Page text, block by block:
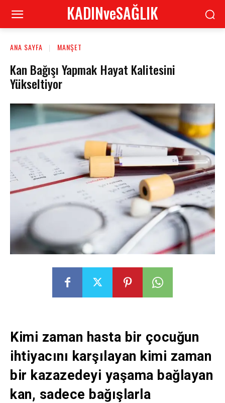
KADINveSAĞLIK
ANA SAYFA MANŞET
Kan Bağışı Yapmak Hayat Kalitesini
Yükseltiyor
Kimi zaman hasta bir çocuğun
ihtiyacını karşılayan kimi zaman
bir kazazedeyi yaşama bağlayan
kan, sadece bağışlarla